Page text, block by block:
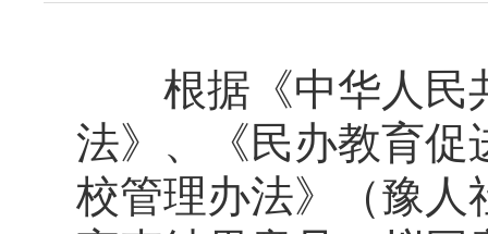
根据《中华人民
法》、《民办教育促
校管理办法》（豫人